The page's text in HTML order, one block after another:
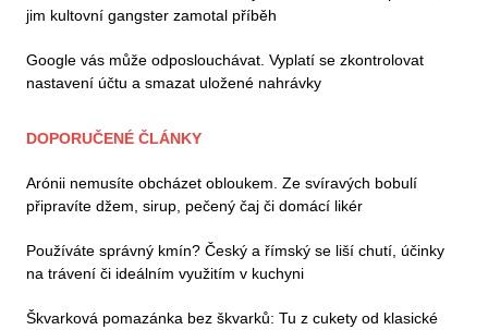
jim kultovní gangster zamotal příběh
Google vás může odposlouchávat. Vyplatí se zkontrolovat
nastavení účtu a smazat uložené nahrávky
DOPORUČENÉ ČLÁNKY
Arónii nemusíte obcházet obloukem. Ze svíravých bobulí
připravíte džem, sirup, pečený čaj či domácí likér
Používáte správný kmín? Český a římský se liší chutí, účinky
na trávení či ideálním využitím v kuchyni
Škvarková pomazánka bez škvarků: Tu z cukety od klasické